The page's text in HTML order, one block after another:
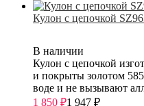
Кулон с цепочкой
В наличии
Кулон с цепочкой
и покрыты золотом
воде и не вызывают
1 850 ₽1 947 ₽